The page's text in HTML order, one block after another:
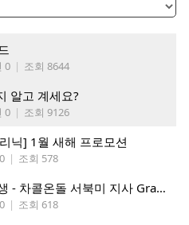
0 | 조회 8644
알고 계세요?
0 | 조회 9126
닉] 1월 새해 프로모션
| 조회 578
[온돌마루] 전통온돌의 재탄생 - 차콜온돌 서북미 지사 Grand Open!!
| 조회 618